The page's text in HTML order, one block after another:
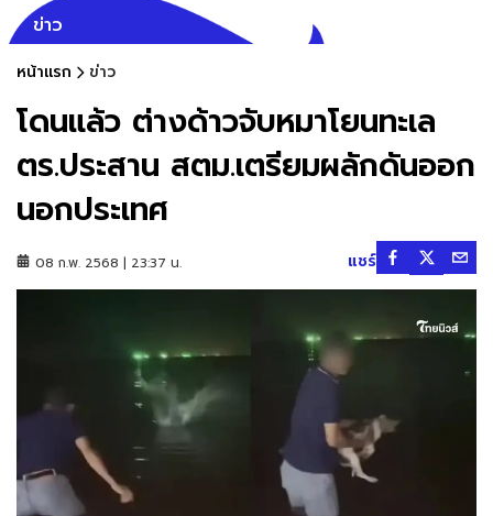
ข่าว
หน้าแรก ข่าว
โดนแล้ว ต่างด้าวจับหมาโยนทะเล
ตร.ประสาน สตม.เตรียมผลักดันออก
นอกประเทศ
08 ก.พ. 2568 | 23:37 น. แชร์